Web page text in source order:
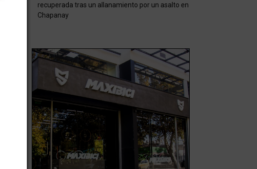
recuperada tras un allanamiento por un asalto en
Chapanay